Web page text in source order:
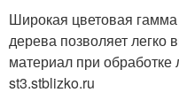
Широкая цветовая
дерева позволяет легко
материал при
st3.stblizko.ru